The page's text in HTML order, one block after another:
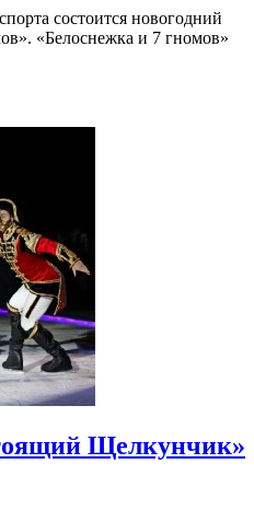
состоится новогодний
«Белоснежка и 7 гномов»
Щелкунчик»